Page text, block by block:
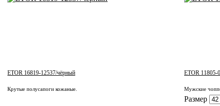
ETOR 16819-12537/чёрный
Крутые полусапоги кожаные.
ETOR 11805-
Мужские
Размер